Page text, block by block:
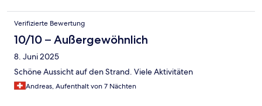
Verifizierte Bewertung
10/10 – Außergewöhnlich
8. Juni 2025
Schöne Aussicht auf den Strand. Viele Aktivitäten
Andreas, Aufenthalt von 7 Nächten